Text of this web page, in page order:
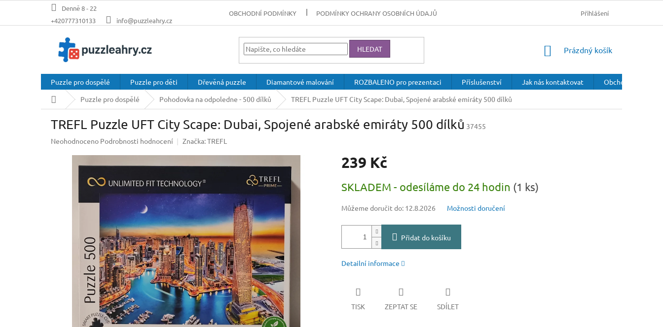
Denně 8 - 22
+420777310133
info@puzzleahry.cz
OBCHODNÍ PODMÍNKY PODMÍNKY OCHRANY OSOBNÍCH ÚDAJŮ Přihlášení
HLEDAT
NÁKUPNÍ
Prázdný košík
Puzzle pro dospělé Puzzle pro děti Dřevěná puzzle Diamantové malování ROZBALENO pro prezentaci Příslušenství Jak nás kontaktovat
Obchodní
Domů
Puzzle pro dospělé Pohodovka na odpoledne - 500 dílků TREFL Puzzle UFT City Scape: Dubai, Spojené arabské emiráty 500 dílků
TREFL Puzzle UFT City Scape: Dubai, Spojené arabské emiráty 500 dílků 37455
Průměrné
Neohodnoceno Podrobnosti hodnocení Značka:TREFL
239 Kč
cena:
SKLADEM - odesíláme do 24 hodin (1 ks)
Můžeme doručit do: 12.8.2026 Možnosti doručení
Přidat do košíku
Detailní informace
TISK ZEPTAT SE SDÍLET